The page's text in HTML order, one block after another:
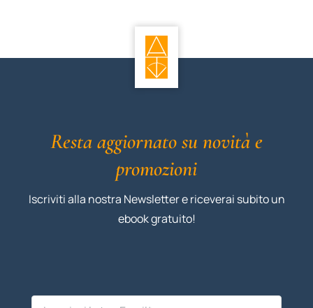
Resta aggiornato su novità e
promozioni
Iscriviti alla nostra Newsletter e riceverai subito un
ebook gratuito!